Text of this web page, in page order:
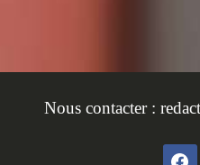
Nous contacter :